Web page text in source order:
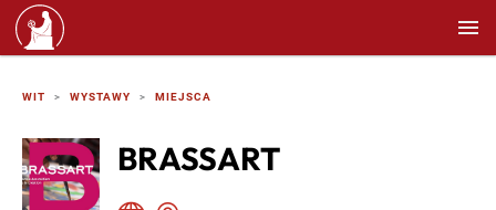
WIT WYSTAWY MIEJSCA
BRASSART